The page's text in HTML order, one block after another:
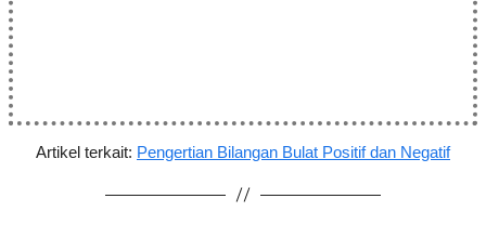
Artikel terkait: Pengertian Bilangan Bulat Positif dan Negatif